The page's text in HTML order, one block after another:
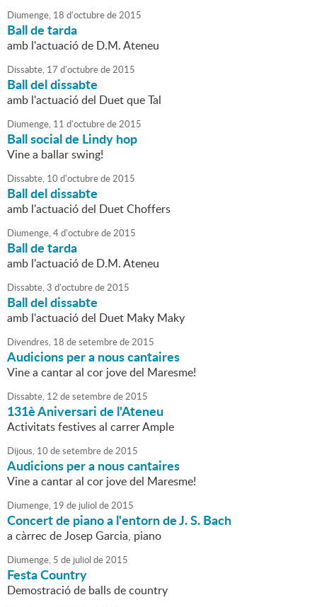
Diumenge, 18 d'octubrede2015
Ball de tarda
amb l'actuació de D.M. Ateneu
Dissabte, 17 d'octubrede2015
Ball del dissabte
amb l'actuació del Duet que Tal
Diumenge, 11 d'octubrede2015
Ball social de Lindy hop
Vine a ballar swing!
Dissabte, 10 d'octubrede2015
Ball del dissabte
amb l'actuació del Duet Choffers
Diumenge,4d'octubrede2015
Ball de tarda
amb l'actuació de D.M. Ateneu
Dissabte,3 d'octubrede2015
Ball del dissabte
amb l'actuació del Duet Maky Maky
Divendres, 18 desetembrede2015
Audicions per a nous cantaires
Vine a cantar al cor jove del Maresme!
Dissabte, 12 desetembrede2015
131è Aniversari de l'Ateneu
Activitats festives al carrer Ample
Dijous, 10 desetembrede2015
Audicions per a nous cantaires
Vine a cantar al cor jove del Maresme!
Diumenge, 19 de juliol de2015
Concert de piano a l'entorn de J. S. Bach
a càrrec de Josep Garcia, piano
Diumenge, 5 de juliol de2015
Festa Country
Demostració de balls de country